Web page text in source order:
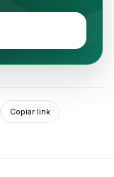
Copiar link